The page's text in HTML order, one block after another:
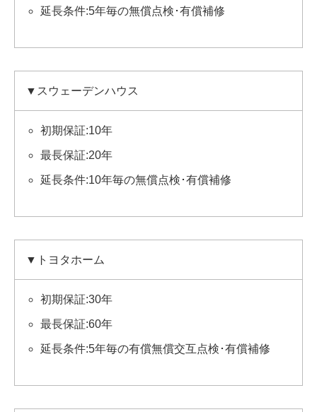
延長条件:5年毎の無償点検･有償補修
▼スウェーデンハウス
初期保証:10年
最長保証:20年
延長条件:10年毎の無償点検･有償補修
▼トヨタホーム
初期保証:30年
最長保証:60年
延長条件:5年毎の有償無償交互点検･有償補修